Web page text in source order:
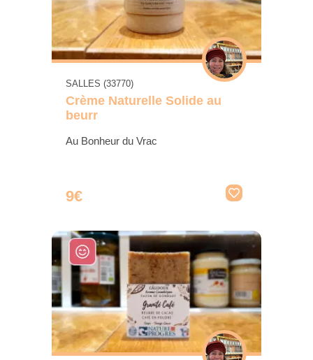
SALLES (33770)
Crème Naturelle Solide au
beurr
Au Bonheur du Vrac
9€